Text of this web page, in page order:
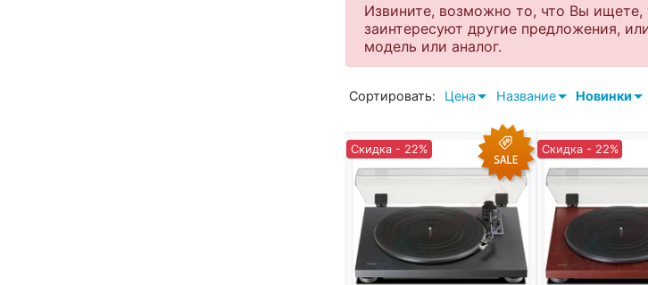
Извините, возможно то, что Вы
заинтересуют другие предложения,
модель или аналог.
Сортировать: Цена Название Новинки
Скидка - 22% Скидка - 22%